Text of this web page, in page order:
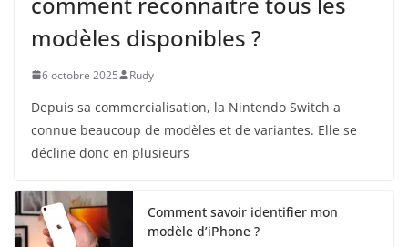
modèles disponibles ?
6 octobre 2025 Rudy
Depuis sa commercialisation, la Nintendo Switch a
connue beaucoup de modèles et de variantes. Elle se
décline donc en plusieurs
Comment savoir identifier mon
modèle d’iPhone ?